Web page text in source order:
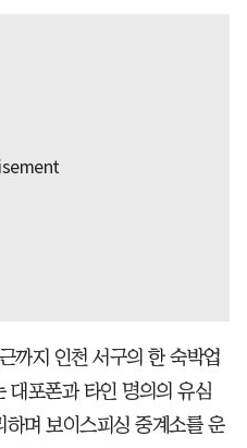
까지 인천 서구의 한 숙박업
대포폰과 타인 명의의 유심
며 보이스피싱 중계소를 운